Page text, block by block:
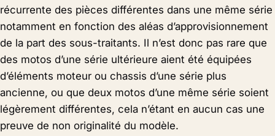
récurrente des pièces différentes dans une même série
notamment en fonction des aléas d’approvisionnement
de la part des sous-traitants. Il n’est donc pas rare que
des motos d’une série ultérieure aient été équipées
d’éléments moteur ou chassis d’une série plus
ancienne, ou que deux motos d’une même série soient
légèrement différentes, cela n’étant en aucun cas une
preuve de non originalité du modèle.